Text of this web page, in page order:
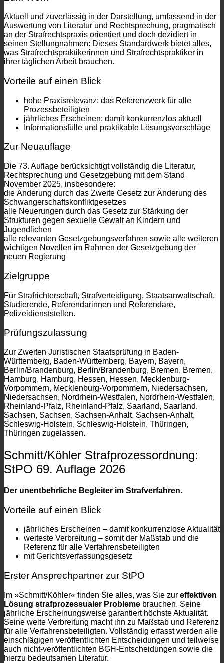
Aktuell und zuverlässig in der Darstellung, umfassend in der
Auswertung von Literatur und Rechtsprechung, pragmatisch
an der Strafrechtspraxis orientiert und doch dezidiert in
seinen Stellungnahmen: Dieses Standardwerk bietet alles,
was Strafrechtspraktikerinnen und Strafrechtspraktiker in
ihrer täglichen Arbeit brauchen.
Vorteile auf einen Blick
hohe Praxisrelevanz: das Referenzwerk für alle
Prozessbeteiligten
jährliches Erscheinen: damit konkurrenzlos aktuell
Informationsfülle und praktikable Lösungsvorschläge
Zur Neuauflage
Die 73. Auflage berücksichtigt vollständig die Literatur,
Rechtsprechung und Gesetzgebung mit dem Stand
November 2025, insbesondere:
die Änderung durch das Zweite Gesetz zur Änderung des
Schwangerschaftskonfliktgesetzes
alle Neuerungen durch das Gesetz zur Stärkung der
Strukturen gegen sexuelle Gewalt an Kindern und
Jugendlichen
alle relevanten Gesetzgebungsverfahren sowie alle weiteren
wichtigen Novellen im Rahmen der Gesetzgebung der
neuen Regierung
Zielgruppe
Für Strafrichterschaft, Strafverteidigung, Staatsanwaltschaft,
Studierende, Referendarinnen und Referendare,
Polizeidienststellen.
Prüfungszulassung
Zur Zweiten Juristischen Staatsprüfung in Baden-
Württemberg, Baden-Württemberg, Bayern, Bayern,
Berlin/Brandenburg, Berlin/Brandenburg, Bremen, Bremen,
Hamburg, Hamburg, Hessen, Hessen, Mecklenburg-
Vorpommern, Mecklenburg-Vorpommern, Niedersachsen,
Niedersachsen, Nordrhein-Westfalen, Nordrhein-Westfalen,
Rheinland-Pfalz, Rheinland-Pfalz, Saarland, Saarland,
Sachsen, Sachsen, Sachsen-Anhalt, Sachsen-Anhalt,
Schleswig-Holstein, Schleswig-Holstein, Thüringen,
Thüringen zugelassen.
Schmitt/Köhler Strafprozessordnung:
StPO 69. Auflage 2026
Der unentbehrliche Begleiter im Strafverfahren.
Vorteile auf einen Blick
jährliches Erscheinen – damit konkurrenzlose Aktualität
weiteste Verbreitung – somit der Maßstab und die
Referenz für alle Verfahrensbeteiligten
mit Gerichtsverfassungsgesetz
Erster Ansprechpartner zur StPO
Im »Schmitt/Köhler« finden Sie alles, was Sie zur effektiven
Lösung strafprozessualer Probleme brauchen. Seine
jährliche Erscheinungsweise garantiert höchste Aktualität.
Seine weite Verbreitung macht ihn zu Maßstab und Referenz
für alle Verfahrensbeteiligten. Vollständig erfasst werden alle
einschlägigen veröffentlichten Entscheidungen und teilweise
auch nicht-veröffentlichten BGH-Entscheidungen sowie die
hierzu bedeutsamen Literatur.